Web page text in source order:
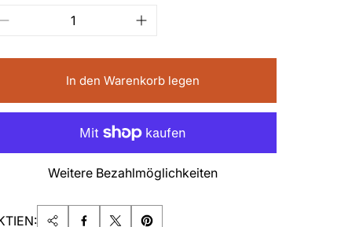
In den Warenkorb legen
Weitere Bezahlmöglichkeiten